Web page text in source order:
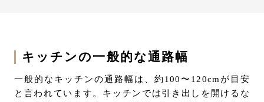
キッチンの一般的な通路幅
一般的なキッチンの通路幅は、約100〜120cmが目安
と言われています。キッチンでは引き出しを開けるな